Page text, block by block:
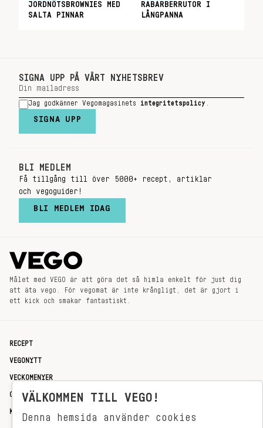
JORDNÖTSBROWNIES MED
SALTA PINNAR
RABARBERRUTOR I
LÅNGPANNA
SIGNA UPP PÅ VÅRT NYHETSBREV
Jag godkänner Vegomagasinets integritetspolicy
SIGNA UPP
BLI MEDLEM
Få tillgång till över 5000+ recept, artiklar
och vegoguider!
BLI MEDLEM IDAG
Målet med VEGO är att göra det så himla enkelt för just dig
att äta vego. För vegomat är inte krångligt, det är gjort i
ett kick och smakar fantastiskt.
RECEPT
VEGONYTT
VECKOMENYER
OM OSS
KONTAKT
VÄLKOMMEN TILL VEGO!
Denna hemsida använder cookies